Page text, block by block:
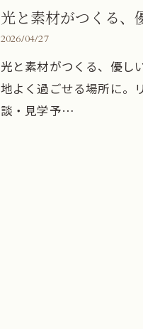
光と素材がつくる、
2026/04/27
光と素材がつくる、優し
地よく過ごせる場所に。
談・見学予…